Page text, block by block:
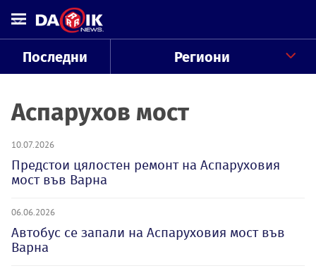
Последни Региони
Аспарухов мост
10.07.2026
Предстои цялостен ремонт на Аспаруховия
мост във Варна
06.06.2026
Автобус се запали на Аспаруховия мост във
Варна